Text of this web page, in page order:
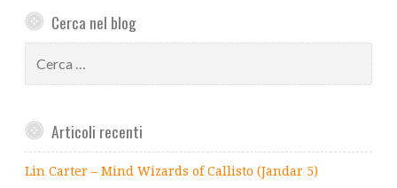
Cerca nel blog
per:
Articoli recenti
Lin Carter – Mind Wizards of Callisto (Jandar 5)